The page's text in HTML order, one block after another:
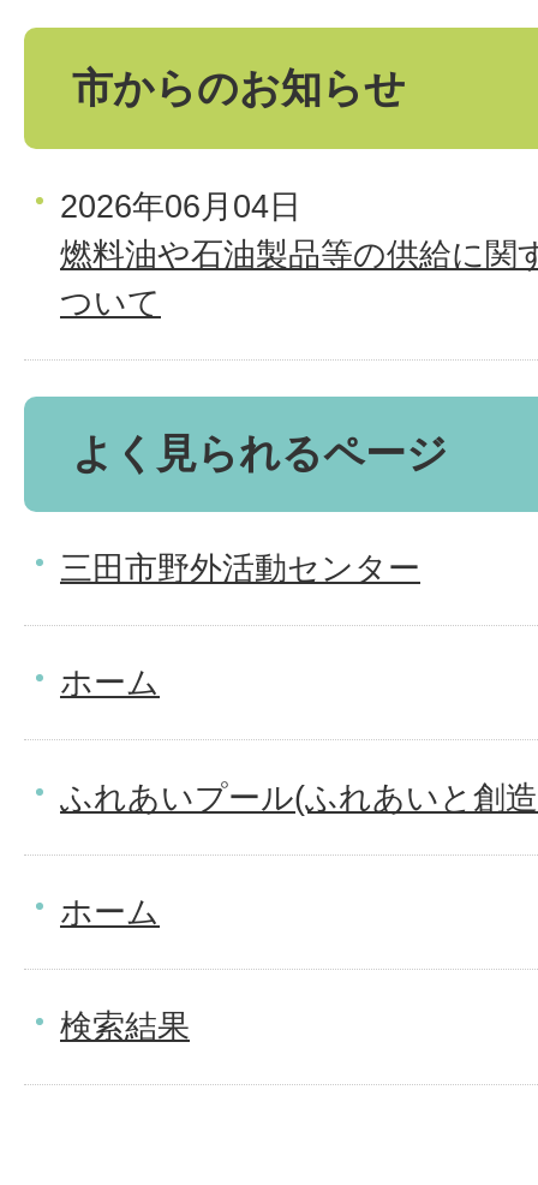
市からのお知らせ
2026年06月04日
燃料油や石油製品等の供給に関
ついて
よく見られるページ
三田市野外活動センター
ホーム
ふれあいプール(ふれあいと創
ホーム
検索結果